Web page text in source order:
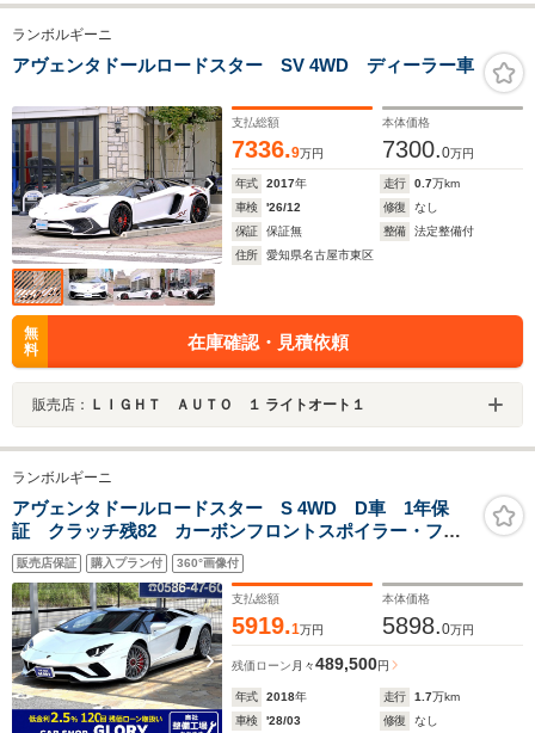
ランボルギーニ
アヴェンタドールロードスター SV 4WD ディーラー車
支払総額
7336.9万円
本体価格
7300.0万円
年式 2017年 走行 0.7万km
車検
'26/12 修復
なし
保証
保証無 整備
法定整備付
住所
愛知県名古屋市東区
無
料
在庫確認・見積依頼
販売店： ＬＩＧＨＴ ＡＵＴＯ １ ライトオート１
ランボルギーニ
アヴェンタドールロードスター S 4WD D車 1年保
証 クラッチ残82 カーボンフロントスポイラー・フロ
ントエアインテーク・サイドスカート・サイドエアイン
テーク・リアディフューザー・ルーフ カーボンインテ
リア ブランディングPKG
販売店保証 購入プラン付 360°画像付
支払総額
5919.1万円
本体価格
5898.0万円
残価ローン 月々489,500円
年式 2018年 走行 1.7万km
車検
'28/03 修復
なし